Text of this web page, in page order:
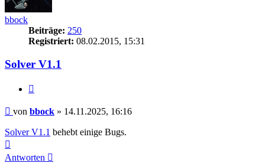
bbock
Beiträge: 250
Registriert: 08.02.2015, 15:31
Solver V1.1
Beitrag
von bbock » 14.11.2025, 16:16
Solver V1.1 behebt einige Bugs.
oben
Antworten